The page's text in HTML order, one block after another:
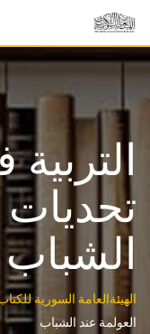
content
تحديات
الشباب
الهيئةالعامة السورية
العولمة عند الشباب